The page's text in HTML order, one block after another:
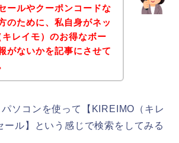
ールやクーポンコードな
のために、私自身がネッ
レイモ）のお得なボー
がないかを記事にさせて
ソコンを使って【KIREIMO（キレ
ール】という感じで検索をしてみる